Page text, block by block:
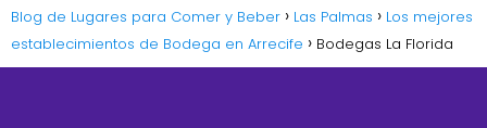
Blog de Lugares para Comer y Beber Las Palmas
Los mejores
establecimientos de Bodega en Arrecife
Bodegas La Florida